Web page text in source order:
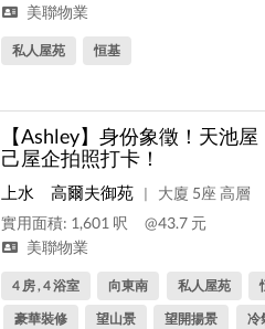
美聯物業
私人屋苑 恒基
【Ashley】身份象徵！天池
己屋企拍照打卡！
上水 高爾夫御苑 |
大廈 5座 高層
實用面積: 1,601 呎
@43.7 元
美聯物業
4 房 , 4 浴室 向東南 私人屋苑
豪華裝修
望山景 望開揚景
冷